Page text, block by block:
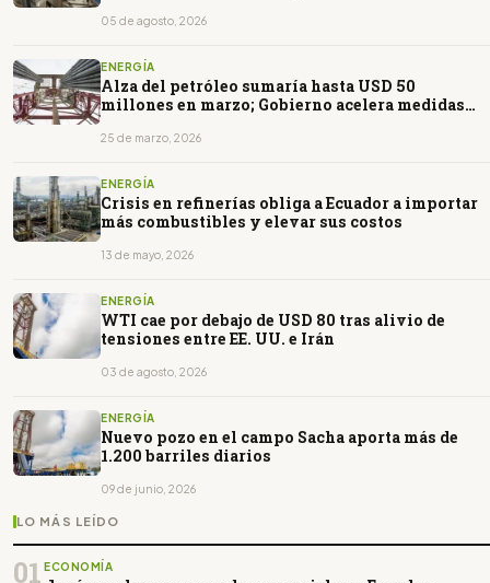
05 de agosto, 2026
ENERGÍA
Alza del petróleo sumaría hasta USD 50
millones en marzo; Gobierno acelera medidas
25 de marzo, 2026
ENERGÍA
Crisis en refinerías obliga a Ecuador a importar
más combustibles y elevar sus costos
13 de mayo, 2026
ENERGÍA
WTI cae por debajo de USD 80 tras alivio de
tensiones entre EE. UU. e Irán
03 de agosto, 2026
ENERGÍA
Nuevo pozo en el campo Sacha aporta más de
1.200 barriles diarios
09 de junio, 2026
LO MÁS LEÍDO
01 ECONOMÍA